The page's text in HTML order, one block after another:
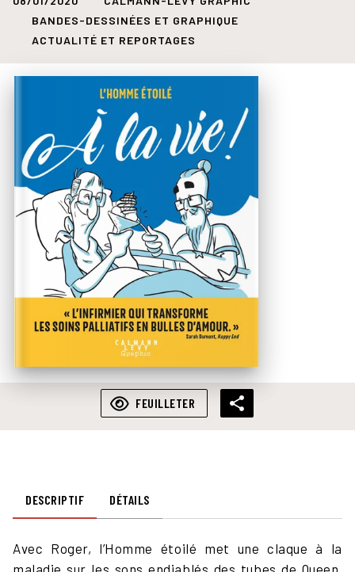
BANDES-DESSINÉES ET GRAPHIQUE
ACTUALITÉ ET REPORTAGES
FEUILLETER
DESCRIPTIF DÉTAILS
Avec Roger, l’Homme étoilé met une claque à la